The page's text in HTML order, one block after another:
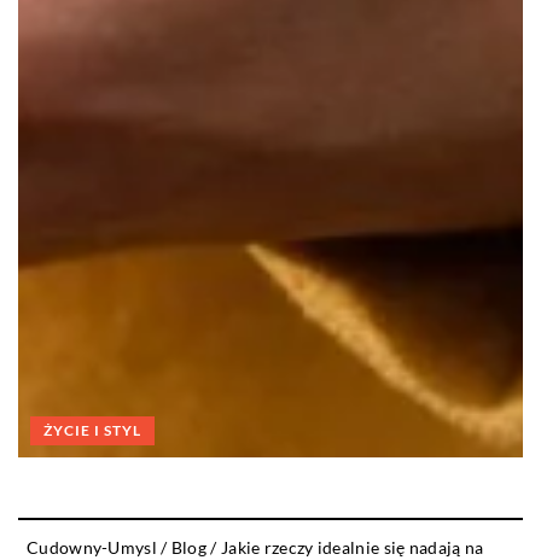
ŻYCIE I STYL
Cudowny-Umysl / Blog/ Jakie rzeczy idealnie się nadają na